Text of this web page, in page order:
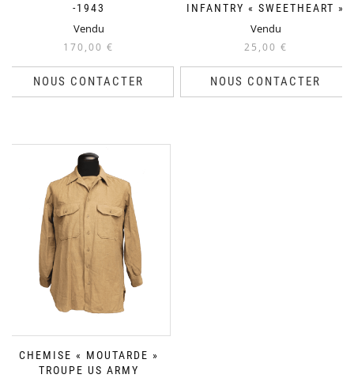
-1943
Vendu
170,00 €
NOUS CONTACTER
INFANTRY « SWEETHEART »
Vendu
25,00 €
NOUS CONTACTER
CHEMISE « MOUTARDE »
TROUPE US ARMY